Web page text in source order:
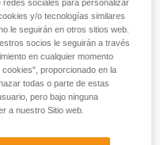
sociales para personalizar
y/o tecnologías similares
le seguirán en otros sitios web.
socios le seguirán a través
en cualquier momento
proporcionado en la
todas o parte de estas
pero bajo ninguna
a nuestro Sitio web.